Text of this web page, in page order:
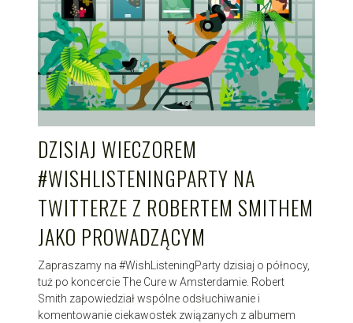
DZISIAJ WIECZOREM
#WISHLISTENINGPARTY NA
TWITTERZE Z ROBERTEM SMITHEM
JAKO PROWADZĄCYM
Zapraszamy na #WishListeningParty dzisiaj o północy,
tuż po koncercie The Cure w Amsterdamie. Robert
Smith zapowiedział wspólne odsłuchiwanie i
komentowanie ciekawostek związanych z albumem